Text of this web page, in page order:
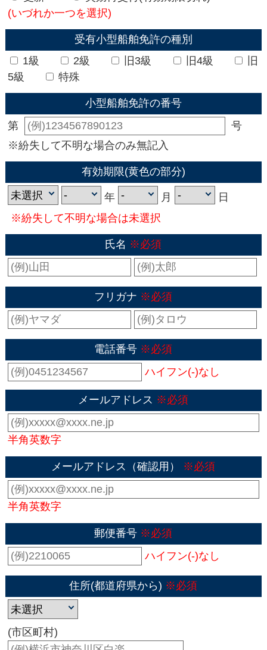
(いづれか一つを選択)
受有小型船舶免許の種別
1級
2級 旧3級 旧4級
旧
5級
特殊
小型船舶免許の番号
第
号
※紛失して不明な場合のみ無記入
有効期限(黄色の部分)
年 月
日
※紛失して不明な場合は未選択
氏名 ※必須
フリガナ ※必須
電話番号 ※必須
ハイフン(-)なし
メールアドレス ※必須
半角英数字
メールアドレス（確認用） ※必須
半角英数字
郵便番号 ※必須
ハイフン(-)なし
住所(都道府県から) ※必須
(市区町村)